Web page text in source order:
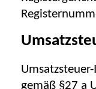
gemäß §27 a